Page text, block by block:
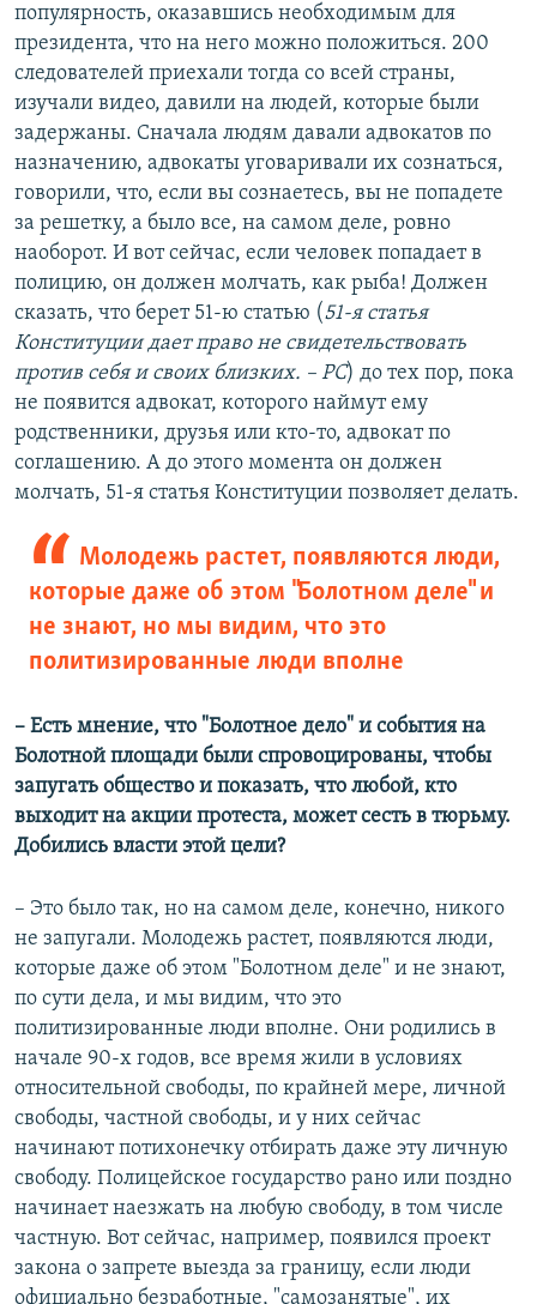
популярность, оказавшись необходимым для
президента, что на него можно положиться. 200
следователей приехали тогда со всей страны,
изучали видео, давили на людей, которые были
задержаны. Сначала людям давали адвокатов по
назначению, адвокаты уговаривали их сознаться,
говорили, что, если вы сознаетесь, вы не попадете
за решетку, а было все, на самом деле, ровно
наоборот. И вот сейчас, если человек попадает в
полицию, он должен молчать, как рыба! Должен
сказать, что берет 51-ю статью (51-я статья
Конституции дает право не свидетельствовать
против себя и своих близких. – РС) до тех пор, пока
не появится адвокат, которого наймут ему
родственники, друзья или кто-то, адвокат по
соглашению. А до этого момента он должен
молчать, 51-я статья Конституции позволяет делать.
Молодежь растет, появляются люди,
которые даже об этом "Болотном деле" и
не знают, но мы видим, что это
политизированные люди вполне
– Есть мнение, что "Болотное дело" и события на
Болотной площади были спровоцированы, чтобы
запугать общество и показать, что любой, кто
выходит на акции протеста, может сесть в тюрьму.
Добились власти этой цели?
– Это было так, но на самом деле, конечно, никого
не запугали. Молодежь растет, появляются люди,
которые даже об этом "Болотном деле" и не знают,
по сути дела, и мы видим, что это
политизированные люди вполне. Они родились в
начале 90-х годов, все время жили в условиях
относительной свободы, по крайней мере, личной
свободы, частной свободы, и у них сейчас
начинают потихонечку отбирать даже эту личную
свободу. Полицейское государство рано или поздно
начинает наезжать на любую свободу, в том числе
частную. Вот сейчас, например, появился проект
закона о запрете выезда за границу, если люди
официально безработные, "самозанятые", их